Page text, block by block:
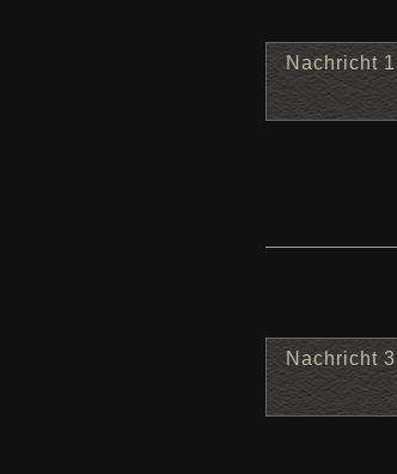
Nachricht 1
Nachricht 3